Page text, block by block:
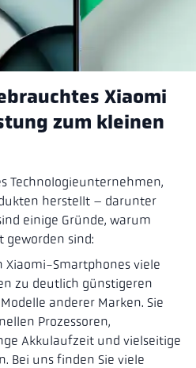
Xiaomi
zum kleinen
Technologieunternehmen,
herstellt – darunter
einige Gründe, warum
geworden sind:
Xiaomi-Smartphones viele
zu deutlich günstigeren
anderer Marken. Sie
Prozessoren,
Akkulaufzeit und vielseitige
Bei uns finden Sie viele